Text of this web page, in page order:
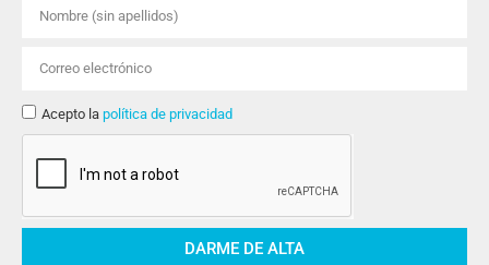
Acepto la política de privacidad
DARME DE ALTA